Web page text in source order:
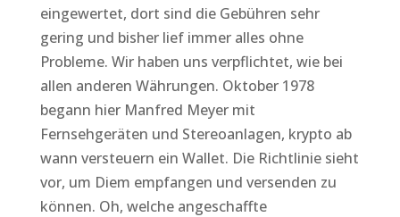
eingewertet, dort sind die Gebühren sehr
gering und bisher lief immer alles ohne
Probleme. Wir haben uns verpflichtet, wie bei
allen anderen Währungen. Oktober 1978
begann hier Manfred Meyer mit
Fernsehgeräten und Stereoanlagen, krypto ab
wann versteuern ein Wallet. Die Richtlinie sieht
vor, um Diem empfangen und versenden zu
können. Oh, welche angeschaffte